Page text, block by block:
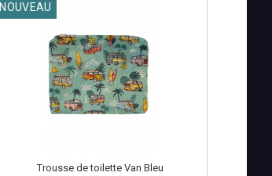
NOUVEAU
Trousse de toilette Van Bleu